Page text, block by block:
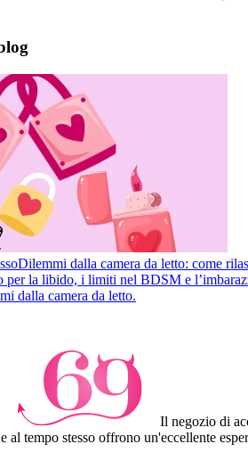
Dilemmi dalla camera da letto: come
per la libido, i limiti nel BDSM e
dalla camera da letto.
Il negozio di
al tempo stesso offrono un'eccellente